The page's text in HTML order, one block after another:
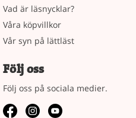
Vad är läsnycklar?
Våra köpvillkor
Vår syn på lättläst
Följ oss
Följ oss på sociala medier.